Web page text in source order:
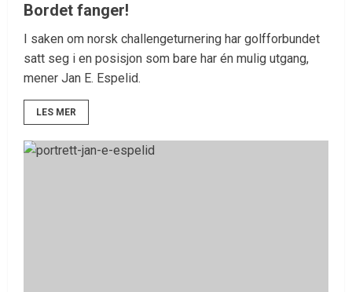
Bordet fanger!
I saken om norsk challengeturnering har golfforbundet
satt seg i en posisjon som bare har én mulig utgang,
mener Jan E. Espelid.
LES MER